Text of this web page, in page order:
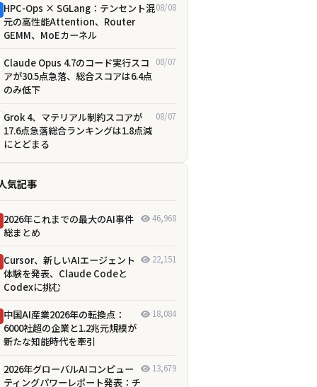
HPC-Ops × SGLang：テンセント混
元の高性能Attention、Router
GEMM、MoEカーネル
08/08
Claude Opus 4.7のコード実行スコ
アが30.5点急落、総合スコアは6.4点
のみ低下
08/07
Grok 4、マテリアル制約スコアが
17.6点急落――総合ランキングは1.8点減
にとどまる
08/07
気記事
2026年これまでの最大のAI事件
総まとめ
46,968
Cursor、新しいAIエージェント
体験を発表、Claude Codeと
Codexに挑む
22,151
中国AI産業2026年の転換点：
6000社超の企業と1.2兆元規模が
新たな知能時代を牽引
18,084
2026年グローバルAIコンピュー
ティングパワーレポート発表：チ
13,679